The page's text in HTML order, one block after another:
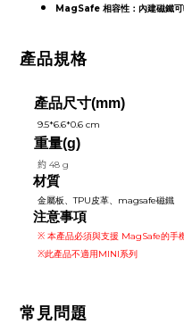
MagSafe 相容性：內建磁鐵
產品規格
產品尺寸(mm)
9.5*6.6*0.6 cm
重量(g)
約 48 g
材質
金屬板、TPU皮革、magsafe磁鐵
注意事項
※ 本產品必須與支援 MagSafe的手
※此產品不適用MINI系列
常見問題